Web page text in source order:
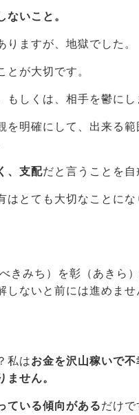
ないこと。
ますが、地獄でした。
とが大切です。
しくは、相手を鬱にし
明確にして、出来る範
、支配だと言うことを自
とても大切なことにな
べきみち）を彰（あきら
ないと前には進めませ
私はお金を沢山稼いで不
ません。
ている傾向があるだけで